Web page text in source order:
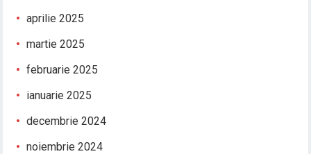
aprilie 2025
martie 2025
februarie 2025
ianuarie 2025
decembrie 2024
noiembrie 2024